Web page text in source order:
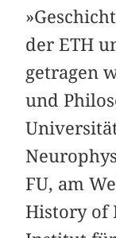
der ETH
getragen
und
FU, am
History of